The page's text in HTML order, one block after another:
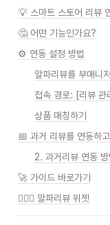
💡 스마트 스토어 리뷰
🤔 어떤 기능인가요?
⚙️ 연동 설정 방법
알파리뷰를 부매니
상품 매칭하기
📅 과거 리뷰를 연동하
2. 과거리뷰 연동 방
🚀 가이드 바로가기
🧙🏻‍♀️ 알파리뷰 위젯